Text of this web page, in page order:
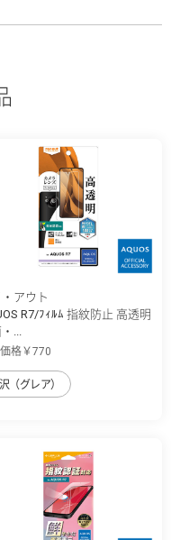
・アウト
R7/ﾌｨﾙﾑ 指紋防止 高透明
...
格￥770
（グレア）